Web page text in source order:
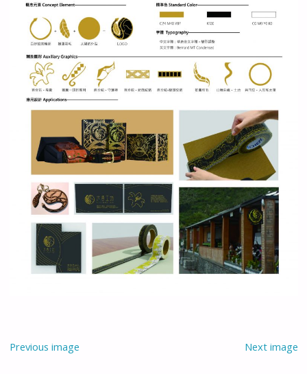
Previous image Next image